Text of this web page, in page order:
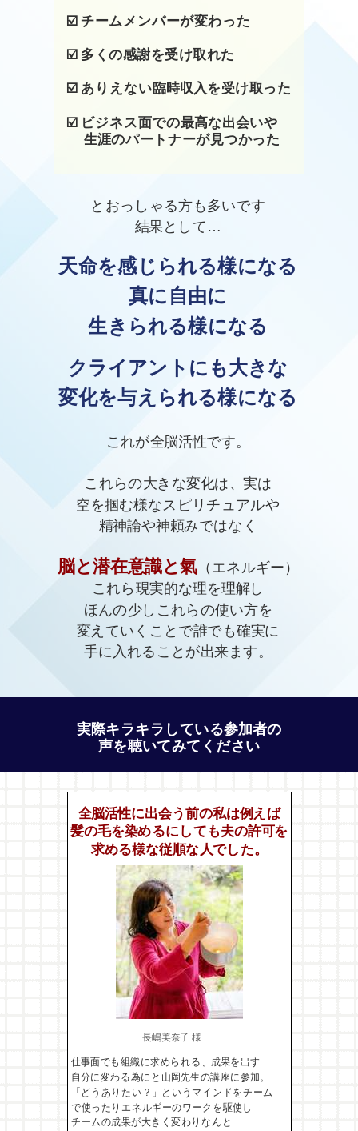
実際キラキラしている参加者の
声を聴いてみてください
☑️チームメンバーが変わった
☑️ 多くの感謝を受け取れた
☑️ ありえない臨時収入を受け取った
☑️ ビジネス面での最高な出会いや
生涯のパートナーが見つかった
とおっしゃる方も多いです
結果として…
天命を感じられる様になる
真に自由に
生きられる様になる
クライアントにも大きな
変化を与えられる様になる
これが全脳活性です。
これらの大きな変化は、実は
空を掴む様なスピリチュアルや
精神論や神頼みではなく
脳と潜在意識と氣 （エネルギー）
これら現実的な理を理解し
ほんの少しこれらの使い方を
変えていくことで誰でも確実に
手に入れることが出来ます。
長嶋美奈子 様
全脳活性に出会う前の私は例えば
髪の毛を染めるにしても夫の許可を
求める様な従順な人でした。
仕事面でも組織に求められる、成果を出す
自分に変わる為にと山岡先生の講座に参加。
「どうありたい？」というマインドをチーム
で使ったり エネルギーのワークを駆使し
チームの成果が大きく変わりなんと